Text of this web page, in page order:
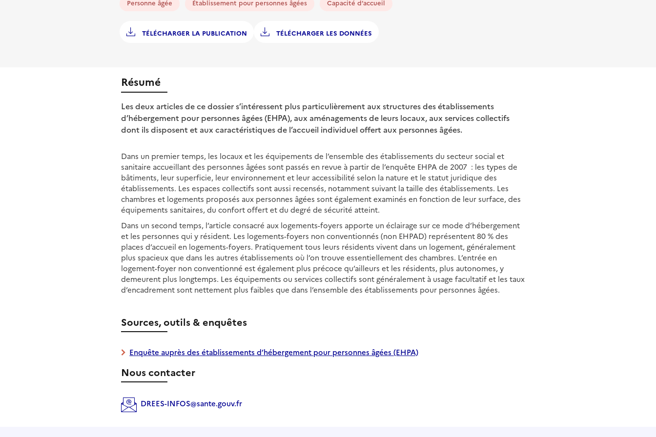
Personne âgée Établissement pour personnes âgées Capacité d’accueil
TÉLÉCHARGER LA PUBLICATION TÉLÉCHARGER LES DONNÉES
Résumé
Les deux articles de ce dossier s’intéressent plus particulièrement aux structures des établissements
d’hébergement pour personnes âgées (EHPA), aux aménagements de leurs locaux, aux services collectifs
dont ils disposent et aux caractéristiques de l’accueil individuel offert aux personnes âgées.
Dans un premier temps, les locaux et les équipements de l’ensemble des établissements du secteur social et
sanitaire accueillant des personnes âgées sont passés en revue à partir de l’enquête EHPA de 2007 : les types de
bâtiments, leur superficie, leur environnement et leur accessibilité selon la nature et le statut juridique des
établissements. Les espaces collectifs sont aussi recensés, notamment suivant la taille des établissements. Les
chambres et logements proposés aux personnes âgées sont également examinés en fonction de leur surface, des
équipements sanitaires, du confort offert et du degré de sécurité atteint.
Dans un second temps, l’article consacré aux logements-foyers apporte un éclairage sur ce mode d’hébergement
et les personnes qui y résident. Les logements-foyers non conventionnés (non EHPAD) représentent 80 % des
places d’accueil en logements-foyers. Pratiquement tous leurs résidents vivent dans un logement, généralement
plus spacieux que dans les autres établissements où l’on trouve essentiellement des chambres. L’entrée en
logement-foyer non conventionné est également plus précoce qu’ailleurs et les résidents, plus autonomes, y
demeurent plus longtemps. Les équipements ou services collectifs sont généralement à usage facultatif et les taux
d’encadrement sont nettement plus faibles que dans l’ensemble des établissements pour personnes âgées.
Sources, outils & enquêtes
Enquête auprès des établissements d’hébergement pour personnes âgées (EHPA)
Nous contacter
DREES-INFOS@sante.gouv.fr